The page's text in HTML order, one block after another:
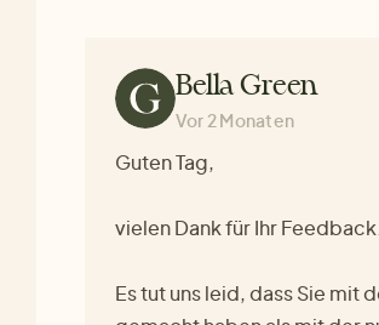
Bella Green
Vor 2 Monaten
Guten Tag,
vielen Dank für Ihr Feedback.
Es tut uns leid, dass Sie mit